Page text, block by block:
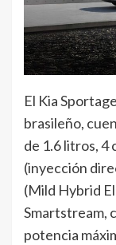
El Kia
brasileño,
de 1.6 litros, 4
(inyección
(Mild Hybrid
Smartstream,
potencia